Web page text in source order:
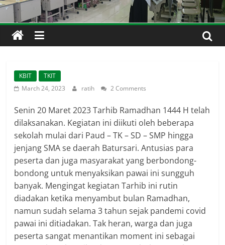
KBIT
TKIT
March 24, 2023
ratih 2 Comments
Senin 20 Maret 2023 Tarhib Ramadhan 1444 H telah
dilaksanakan. Kegiatan ini diikuti oleh beberapa
sekolah mulai dari Paud – TK – SD – SMP hingga
jenjang SMA se daerah Batursari. Antusias para
peserta dan juga masyarakat yang berbondong-
bondong untuk menyaksikan pawai ini sungguh
banyak. Mengingat kegiatan Tarhib ini rutin
diadakan ketika menyambut bulan Ramadhan,
namun sudah selama 3 tahun sejak pandemi covid
pawai ini ditiadakan. Tak heran, warga dan juga
peserta sangat menantikan moment ini sebagai